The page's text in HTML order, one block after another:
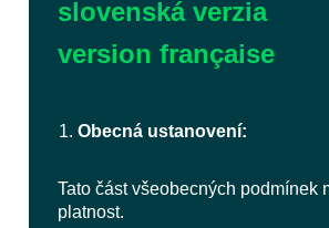
slovenská verzia
version française
Obecná ustanovení:
Tato část všeobecných podmínek
platnost.